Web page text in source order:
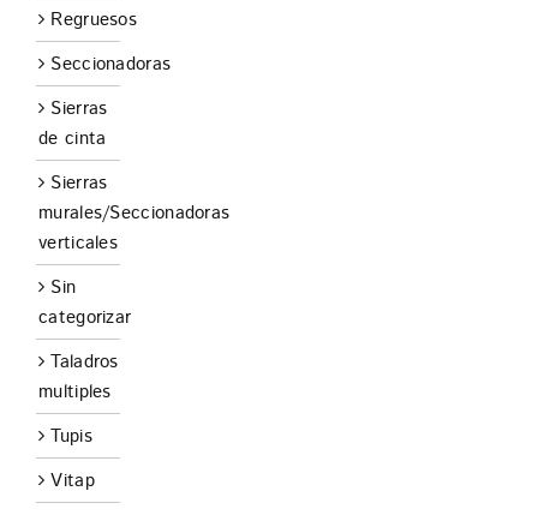
Regruesos
Seccionadoras
Sierras
de cinta
Sierras
murales/Seccionadoras
verticales
Sin
categorizar
Taladros
multiples
Tupis
Vitap